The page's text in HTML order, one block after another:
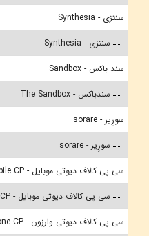
سنتزی - Synthesia
سنتزی - Synthesia
سند باکس - Sandbox
سندباکس - The Sandbox
سورِیر - sorare
سورِیر - sorare
سی پی کالاف دیوتی موبایل - COD Mobile CP
سی پی کالاف دیوتی موبایل - Call of Duty Mobile CP
سی پی کالاف دیوتی وارزون - Call Of Duty warzone CP